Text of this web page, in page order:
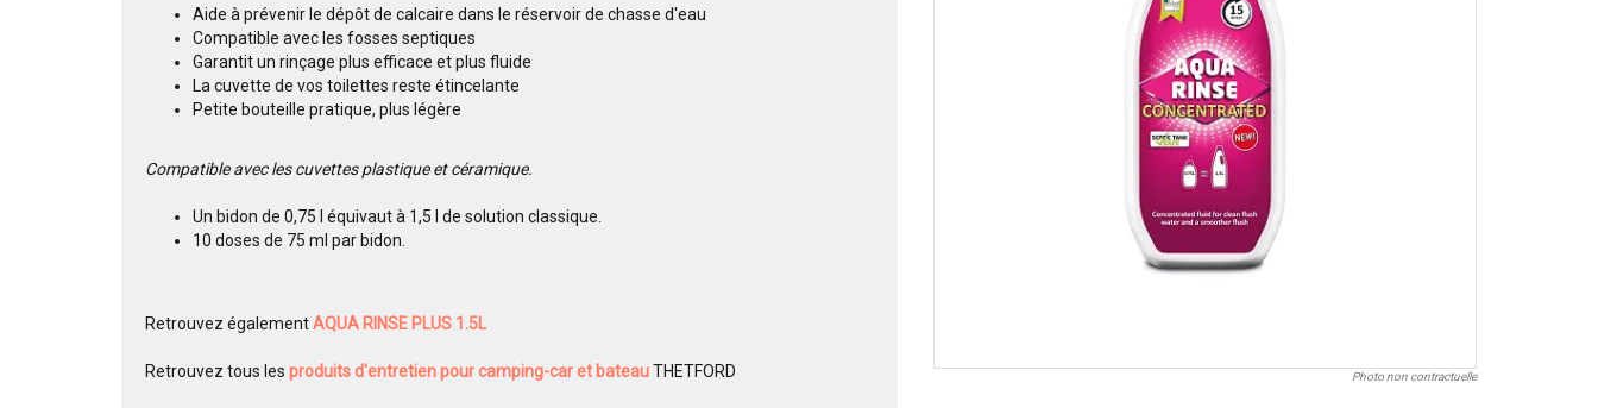
Aide à prévenir le dépôt de calcaire dans le réservoir de chasse d'eau
Compatible avec les fosses septiques
Garantit un rinçage plus efficace et plus fluide
La cuvette de vos toilettes reste étincelante
Petite bouteille pratique, plus légère
Compatible avec les cuvettes plastique et céramique.
Un bidon de 0,75 l équivaut à 1,5 l de solution classique.
10 doses de 75 ml par bidon.
Retrouvez égalementAQUA RINSE PLUS 1.5L
Retrouvez tous les produits d'entretien pour camping-car et bateauTHETFORD Photo non contractuelle